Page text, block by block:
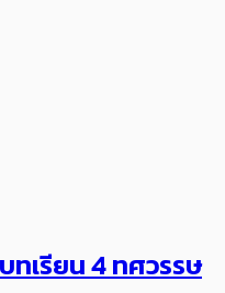
เรียน 4 ทศวรรษ